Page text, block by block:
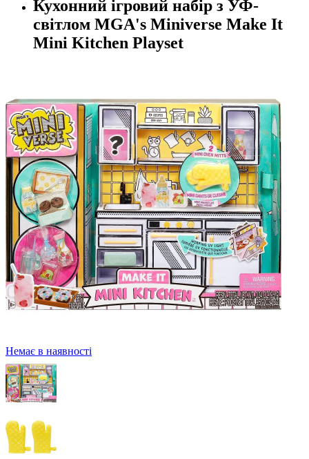
Кухонний ігровий набір з УФ-
світлом MGA's Miniverse Make It
Mini Kitchen Playset
Немає в наявності